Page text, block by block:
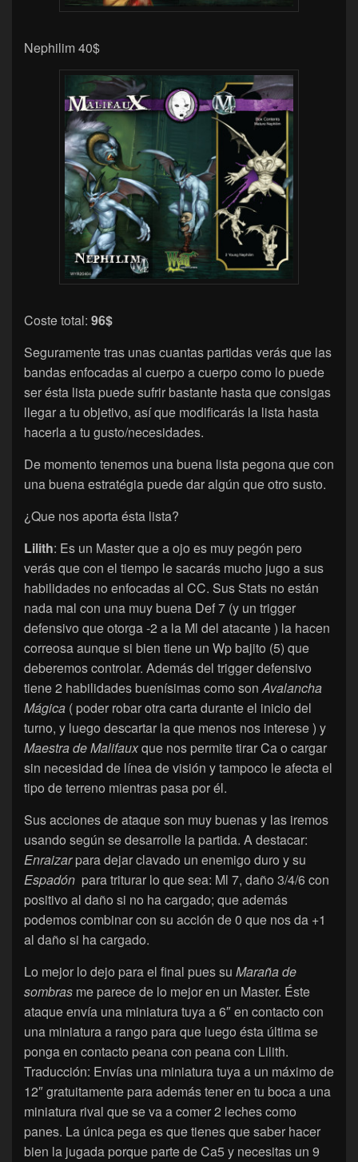
Nephilim 40$
Coste total: 96$
Seguramente tras unas cuantas partidas verás que las
bandas enfocadas al cuerpo a cuerpo como lo puede
ser ésta lista puede sufrir bastante hasta que consigas
llegar a tu objetivo, así que modificarás la lista hasta
hacerla a tu gusto/necesidades.
De momento tenemos una buena lista pegona que con
una buena estratégia puede dar algún que otro susto.
¿Que nos aporta ésta lista?
Lilith: Es un Master que a ojo es muy pegón pero
verás que con el tiempo le sacarás mucho jugo a sus
habilidades no enfocadas al CC. Sus Stats no están
nada mal con una muy buena Def 7 (y un trigger
defensivo que otorga -2 a la Ml del atacante ) la hacen
correosa aunque si bien tiene un Wp bajito (5) que
deberemos controlar. Además del trigger defensivo
tiene 2 habilidades buenísimas como sonAvalancha
Mágica ( poder robar otra carta durante el inicio del
turno, y luego descartar la que menos nos interese ) y
Maestra de Malifauxque nos permite tirar Ca o cargar
sin necesidad de línea de visión y tampoco le afecta el
tipo de terreno mientras pasa por él.
Sus acciones de ataque son muy buenas y las iremos
usando según se desarrolle la partida. A destacar:
Enraizarpara dejar clavado un enemigo duro y su
Espadón para triturar lo que sea: Ml 7, daño 3/4/6 con
positivo al daño si no ha cargado; que además
podemos combinar con su acción de 0 que nos da +1
al daño si ha cargado.
Lo mejor lo dejo para el final pues su Maraña de
sombras me parece de lo mejor en un Master. Éste
ataque envía una miniatura tuya a 6″ en contacto con
una miniatura a rango para que luego ésta última se
ponga en contacto peana con peana con Lilith.
Traducción: Envías una miniatura tuya a un máximo de
12″ gratuitamente para además tener en tu boca a una
miniatura rival que se va a comer 2 leches como
panes. La única pega es que tienes que saber hacer
bien la jugada porque parte de Ca5 y necesitas un 9